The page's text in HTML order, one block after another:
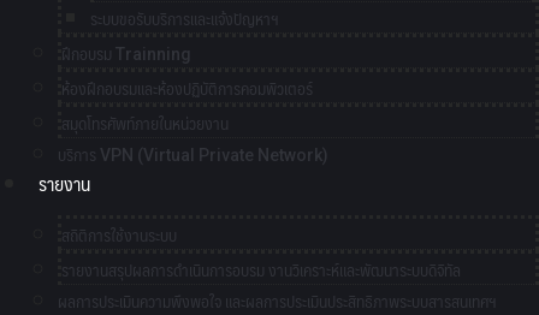
ระบบขอรับบริการและแจ้งปัญหาฯ
ฝึกอบรม Trainning
ห้องฝึกอบรมและห้องปฏิบัติการคอมพิวเตอร์
สมุดโทรศัพท์ภายในหน่วยงาน
บริการ VPN (Virtual Private Network)
รายงาน
สถิติการใช้งานระบบ
รายงานสรุปผลการดำเนินการอบรม งานวิเคราะห์และพัฒนาระบบดิจิทัล
ผลการประเมินความพึงพอใจ และผลการประเมินประสิทธิภาพระบบสารสนเทศฯ